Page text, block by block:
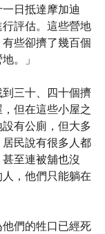
日抵達摩加迪
評估。這些營地
些卻擠了幾百個
。」
三十、四十個擠
但在這些小屋之
有公廁，但大多
民說有很多人都
至連被舖也沒
，他們只能躺在
們的牲口已經死